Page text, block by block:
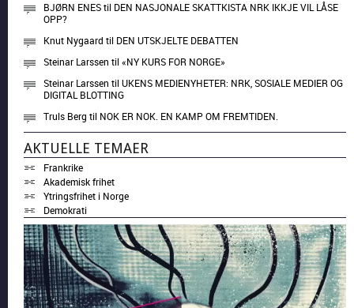
BJØRN ENEStil DEN NASJONALE SKATTKISTA NRK IKKJE VIL LÅSE
OPP?
Knut Nygaard til DEN UTSKJELTE DEBATTEN
Steinar Larssen til«NY KURS FOR NORGE»
Steinar Larssen tilUKENS MEDIENYHETER: NRK, SOSIALE MEDIER OG
DIGITAL BLOTTING
Truls Berg til NOK ER NOK. EN KAMP OM FREMTIDEN.
AKTUELLE TEMAER
Frankrike
Akademisk frihet
Ytringsfrihet i Norge
Demokrati